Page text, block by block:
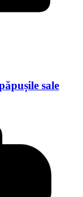
sale